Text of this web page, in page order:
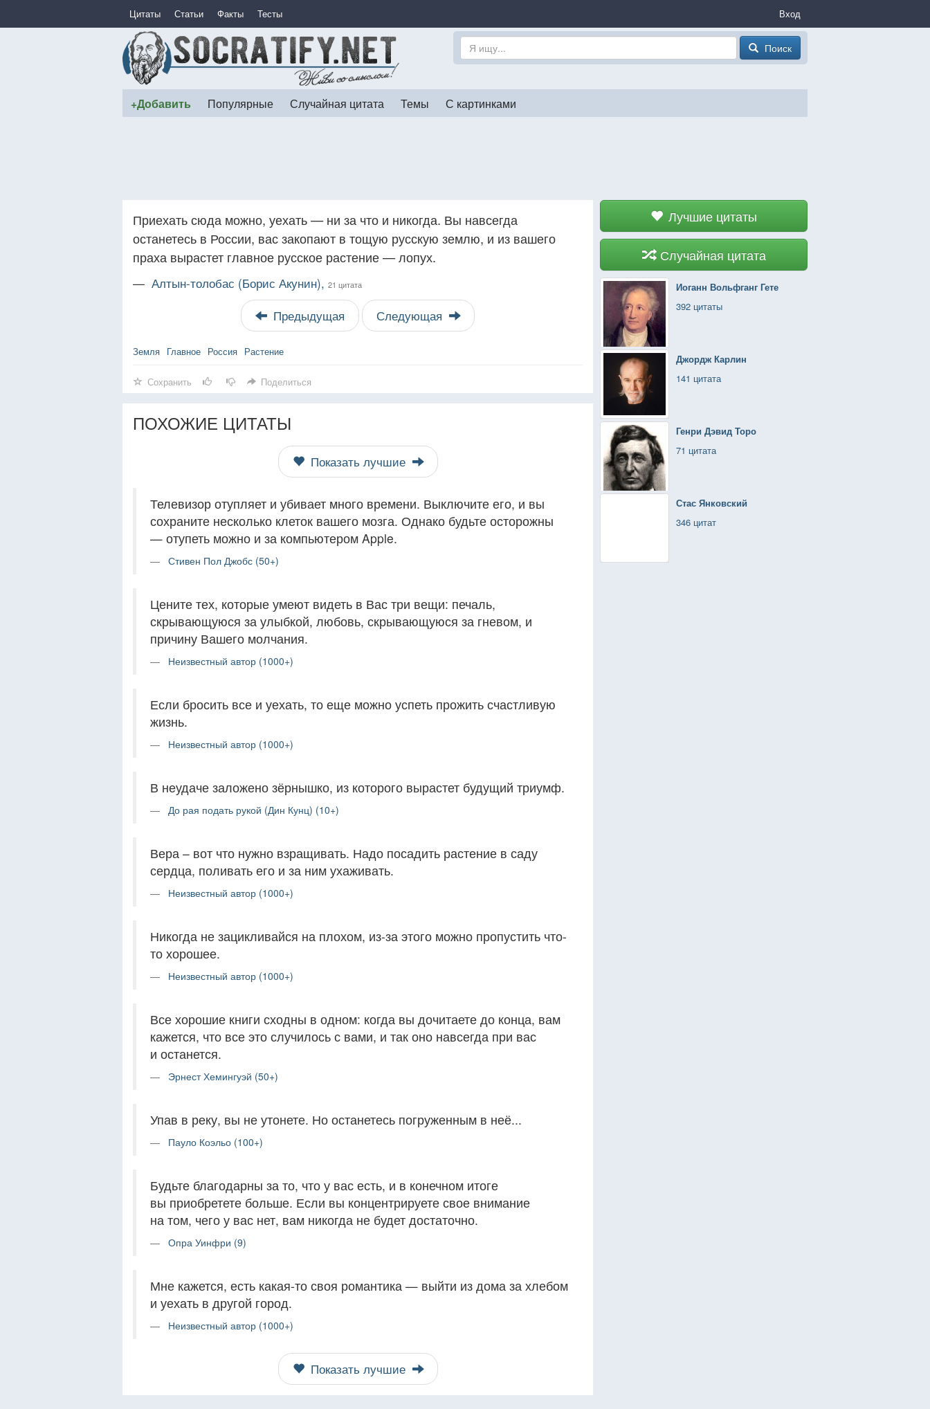
Цитаты Статьи Факты Тесты Вход
Поиск
+Добавить Популярные Случайная цитата Темы С картинками
Лучшие цитаты
Случайная цитата
Иоганн Вольфганг Гете
392 цитаты
Джордж Карлин
141 цитата
Генри Дэвид Торо
71 цитата
Стас Янковский
346 цитат
Приехать сюда можно, уехать — ни за что и никогда. Вы навсегда
останетесь в России, вас закопают в тощую русскую землю, и из вашего
праха вырастет главное русское растение — лопух.
— Алтын-толобас (Борис Акунин), 21 цитата
Предыдущая Следующая
Земля Главное Россия Растение
Сохранить Поделиться
ПОХОЖИЕ ЦИТАТЫ
Показать лучшие
Телевизор отупляет и убивает много времени. Выключите его, и вы
сохраните несколько клеток вашего мозга. Однако будьте осторожны
— отупеть можно и за компьютером Apple.
Стивен Пол Джобс (50+)
Цените тех, которые умеют видеть в Вас три вещи: печаль,
скрывающуюся за улыбкой, любовь, скрывающуюся за гневом, и
причину Вашего молчания.
Неизвестный автор (1000+)
Если бросить все и уехать, то еще можно успеть прожить счастливую
жизнь.
Неизвестный автор (1000+)
В неудаче заложено зёрнышко, из которого вырастет будущий триумф.
До рая подать рукой (Дин Кунц) (10+)
Вера – вот что нужно взращивать. Надо посадить растение в саду
сердца, поливать его и за ним ухаживать.
Неизвестный автор (1000+)
Никогда не зацикливайся на плохом, из-за этого можно пропустить что-
то хорошее.
Неизвестный автор (1000+)
Все хорошие книги сходны в одном: когда вы дочитаете до конца, вам
кажется, что все это случилось с вами, и так оно навсегда при вас
и останется.
Эрнест Хемингуэй (50+)
Упав в реку, вы не утонете. Но останетесь погруженным в неё...
Пауло Коэльо (100+)
Будьте благодарны за то, что у вас есть, и в конечном итоге
вы приобретете больше. Если вы концентрируете свое внимание
на том, чего у вас нет, вам никогда не будет достаточно.
Опра Уинфри (9)
Мне кажется, есть какая-то своя романтика — выйти из дома за хлебом
и уехать в другой город.
Неизвестный автор (1000+)
Показать лучшие